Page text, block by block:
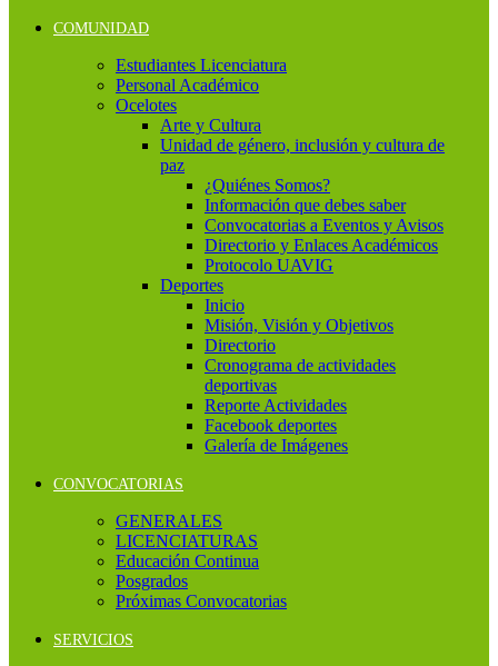
COMUNIDAD
Estudiantes Licenciatura
Personal Académico
Ocelotes
Arte y Cultura
Unidad de género, inclusión y cultura de
paz
¿Quiénes Somos?
Información que debes saber
Convocatorias a Eventos y Avisos
Directorio y Enlaces Académicos
Protocolo UAVIG
Deportes
Inicio
Misión, Visión y Objetivos
Directorio
Cronograma de actividades
deportivas
Reporte Actividades
Facebook deportes
Galería de Imágenes
CONVOCATORIAS
GENERALES
LICENCIATURAS
Educación Continua
Posgrados
Próximas Convocatorias
SERVICIOS